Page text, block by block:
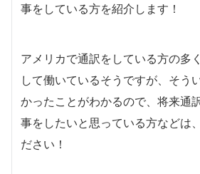
事をしている方を紹介します！
アメリカで通訳をしている方の多
して働いているそうですが、そう
かったことがわかるので、将来通
事をしたいと思っている方などは
ださい！